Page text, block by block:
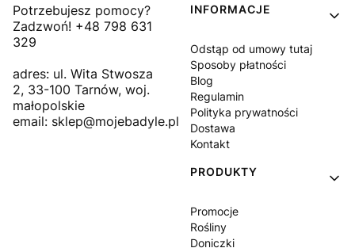
Potrzebujesz pomocy?
Zadzwoń! +48 798 631
329
adres: ul. Wita Stwosza
2, 33-100 Tarnów, woj.
małopolskie
email: sklep@mojebadyle.pl
Linki w stopce
INFORMACJE
Odstąp od umowy tutaj
Sposoby płatności
Blog
Regulamin
Polityka prywatności
Dostawa
Kontakt
PRODUKTY
Promocje
Rośliny
Doniczki